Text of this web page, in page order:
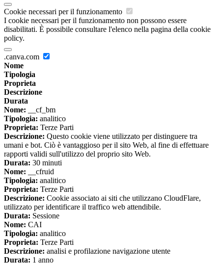
Cookie necessari per il funzionamento
I cookie necessari per il funzionamento non possono essere
disabilitati. È possibile consultare l'elenco nella pagina della cookie
policy.
.canva.com
Nome
Tipologia
Proprieta
Descrizione
Durata
Nome: __cf_bm
Tipologia: analitico
Proprieta: Terze Parti
Descrizione: Questo cookie viene utilizzato per distinguere tra
umani e bot. Ciò è vantaggioso per il sito Web, al fine di effettuare
rapporti validi sull'utilizzo del proprio sito Web.
Durata: 30 minuti
Nome: __cfruid
Tipologia: analitico
Proprieta: Terze Parti
Descrizione: Cookie associato ai siti che utilizzano CloudFlare,
utilizzato per identificare il traffico web attendibile.
Durata: Sessione
Nome: CAI
Tipologia: analitico
Proprieta: Terze Parti
Descrizione: analisi e profilazione navigazione utente
Durata: 1 anno